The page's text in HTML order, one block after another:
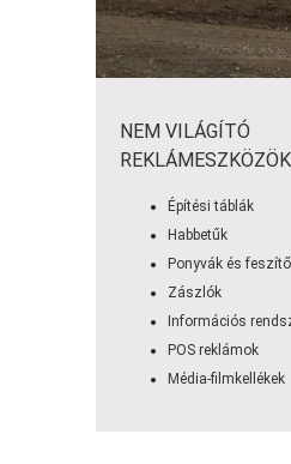
NEM VILÁGÍTÓ
REKLÁMESZKÖZÖK
Építési táblák
Habbetűk
Ponyvák és
Zászlók
Információs
POS reklámok
Média-filmkellékek